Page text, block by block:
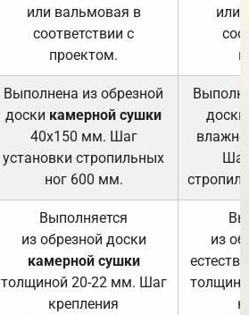
или вальмовая в
соответствии с
проектом.
или
Выполнена из обрезной
доски камерной сушки
40х150 мм. Шаг
установки стропильных
ног 600 мм.
доски
Выполняется
из обрезной доски
камерной сушки
толщиной 20-22 мм. Шаг
крепления
из